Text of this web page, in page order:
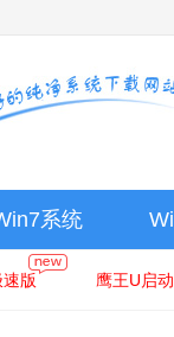
系统
版 鹰王U启